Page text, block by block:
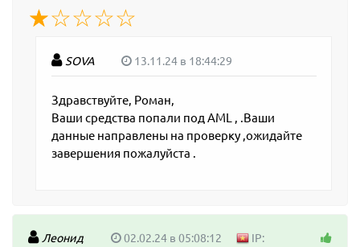
☆☆☆☆☆
★★★★★
SOVA 13.11.24 в 18:44:29
Здравствуйте, Роман,
Ваши средства попали под AML , .Ваши
данные направлены на проверку ,ожидайте
завершения пожалуйста .
Леонид 02.02.24 в 05:08:12
IP: